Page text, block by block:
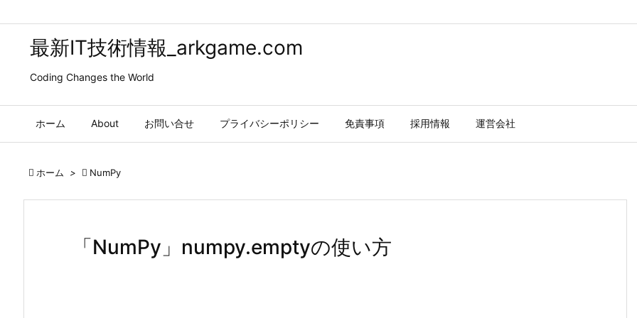
最新IT技術情報_arkgame.com
Coding Changes the World
ホーム About お問い合せ プライバシーポリシー 免責事項 採用情報 運営会社
 ホーム >  NumPy
「NumPy」numpy.emptyの使い方